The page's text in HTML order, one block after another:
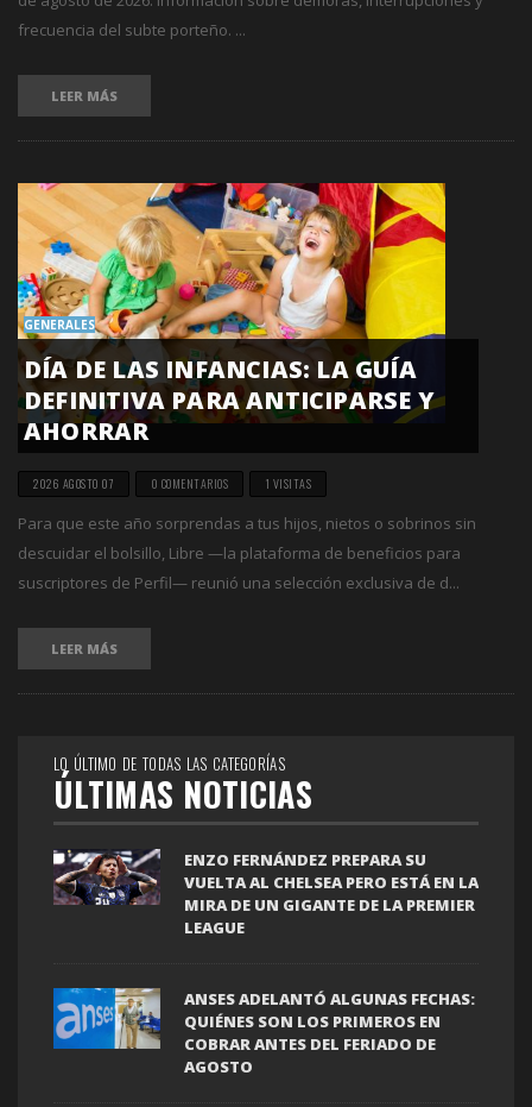
frecuencia del subte porteño. ...
LEER MÁS
GENERALES
DÍA DE LAS INFANCIAS: LA GUÍA
DEFINITIVA PARA ANTICIPARSE Y
AHORRAR
2026 AGOSTO 07 0 COMENTARIOS 1 VISITAS
Para que este año sorprendas a tus hijos, nietos o sobrinos sin
descuidar el bolsillo, Libre —la plataforma de beneficios para
suscriptores de Perfil— reunió una selección exclusiva de d...
LEER MÁS
LO ÚLTIMO DE TODAS LAS CATEGORÍAS
ÚLTIMAS NOTICIAS
ENZO FERNÁNDEZ PREPARA SU
VUELTA AL CHELSEA PERO ESTÁ EN LA
MIRA DE UN GIGANTE DE LA PREMIER
LEAGUE
ANSES ADELANTÓ ALGUNAS FECHAS:
QUIÉNES SON LOS PRIMEROS EN
COBRAR ANTES DEL FERIADO DE
AGOSTO